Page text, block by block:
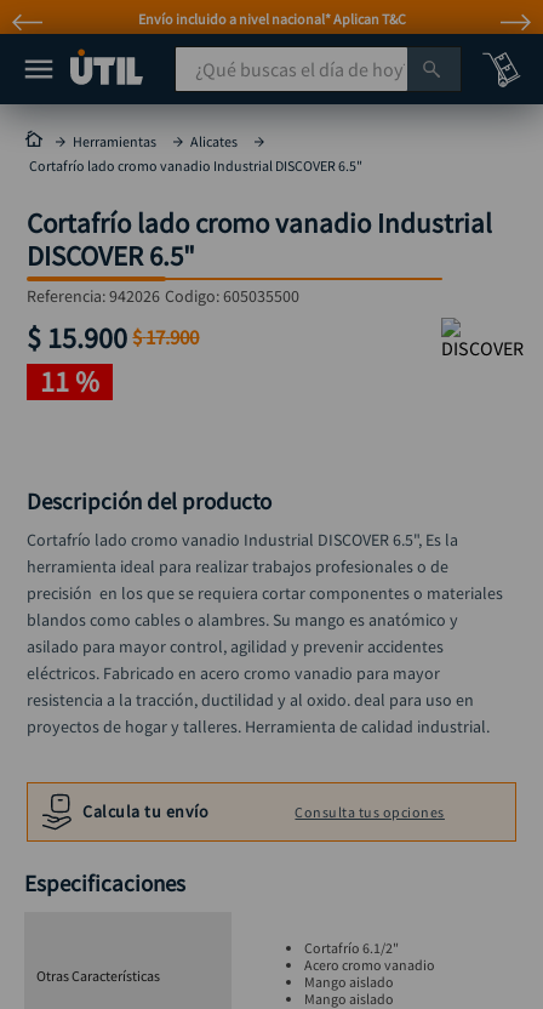
Envío incluido a nivel nacional* Aplican T&C
¿Qué buscas el día de hoy?
Herramientas
Alicates
Cortafrío lado cromo vanadio Industrial DISCOVER 6.5"
Cortafrío lado cromo vanadio Industrial
DISCOVER 6.5"
Referencia:942026 Codigo:605035500
$ 15.900 $17.900
11 %
Descripción del producto
Cortafrío lado cromo vanadio Industrial DISCOVER 6.5", Es la
herramienta ideal para realizar trabajos profesionales o de
precisión  en los que se requiera cortar componentes o materiales
blandos como cables o alambres. Su mango es anatómico y
asilado para mayor control, agilidad y prevenir accidentes
eléctricos. Fabricado en acero cromo vanadio para mayor
resistencia a la tracción, ductilidad y al oxido. deal para uso en
proyectos de hogar y talleres. Herramienta de calidad industrial.
Calcula tu envío Consulta tus opciones
Especificaciones
Otras Características
Cortafrío 6.1/2"
Acero cromo vanadio
Mango aislado
Mango aislado